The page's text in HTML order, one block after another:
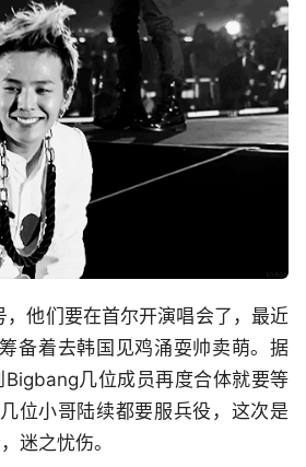
他们要在首尔开演唱会了，最近
备着去韩国见鸡涌耍帅卖萌。据
几位成员再度合体就要等
位小哥陆续都要服兵役，这次是
迷之忧伤。